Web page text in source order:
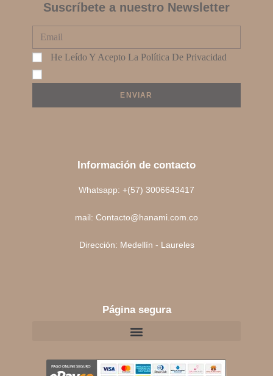
Suscríbete a nuestro Newsletter
He Leído Y Acepto La Política De Privacidad
ENVIAR
Información de contacto
Whatsapp: +(57) 3006643417
mail: Contacto@hanami.com.co
Dirección: Medellín - Laureles
Página segura